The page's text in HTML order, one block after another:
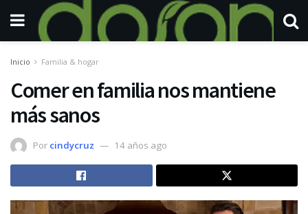
Inicio Familia & hogar
Comer en familia nos mantiene
más sanos
Por cindycruz 14 años ago